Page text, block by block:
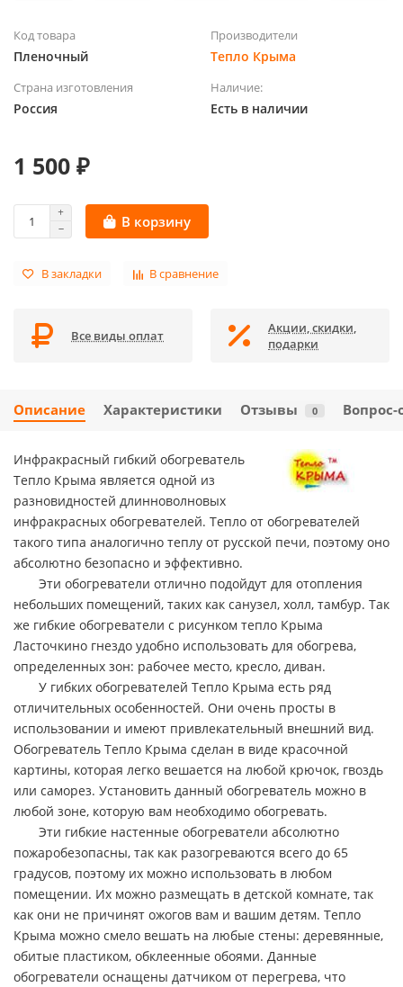
Код товара
Пленочный
Производители
Тепло Крыма
Страна изготовления
Россия
Наличие:
Есть в наличии
1 500 ₽
В корзину
В закладки В сравнение
Все виды оплат
Акции, скидки,
подарки
Описание Характеристики Отзывы 0 Вопрос-
Инфракрасный гибкий обогреватель
Тепло Крыма является одной из
разновидностей длинноволновых
инфракрасных обогревателей. Тепло от обогревателей
такого типа аналогично теплу от русской печи, поэтому оно
абсолютно безопасно и эффективно.
Эти обогреватели отлично подойдут для отопления
небольших помещений, таких как санузел, холл, тамбур. Так
же гибкие обогреватели с рисунком тепло Крыма
Ласточкино гнездо удобно использовать для обогрева,
определенных зон: рабочее место, кресло, диван.
У гибких обогревателей Тепло Крыма есть ряд
отличительных особенностей. Они очень просты в
использовании и имеют привлекательный внешний вид.
Обогреватель Тепло Крыма сделан в виде красочной
картины, которая легко вешается на любой крючок, гвоздь
или саморез. Установить данный обогреватель можно в
любой зоне, которую вам необходимо обогревать.
Эти гибкие настенные обогреватели абсолютно
пожаробезопасны, так как разогреваются всего до 65
градусов, поэтому их можно использовать в любом
помещении. Их можно размещать в детской комнате, так
как они не причинят ожогов вам и вашим детям. Тепло
Крыма можно смело вешать на любые стены: деревянные,
обитые пластиком, обклеенные обоями. Данные
обогреватели оснащены датчиком от перегрева, что